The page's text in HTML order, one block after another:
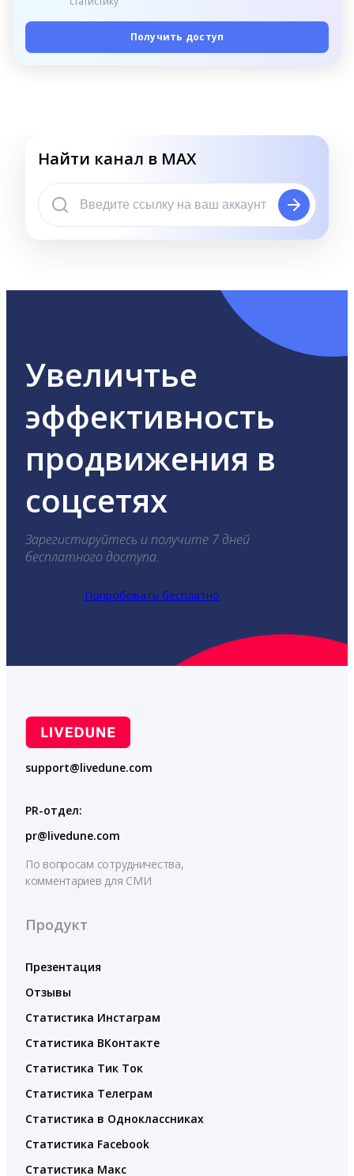
Получить доступ
Найти канал в MAX
Увеличтье
эффективность
продвижения в
соцсетях
Зарегистируйтесь и получите 7 дней
бесплатного доступа.
Попробовать бесплатно
support@livedune.com
PR-отдел:
pr@livedune.com
По вопросам сотрудничества,
комментариев для СМИ
Продукт
Презентация
Отзывы
Статистика Инстаграм
Статистика ВКонтакте
Статистика Тик Ток
Статистика Телеграм
Статистика в Одноклассниках
Статистика Facebook
Статистика Макс